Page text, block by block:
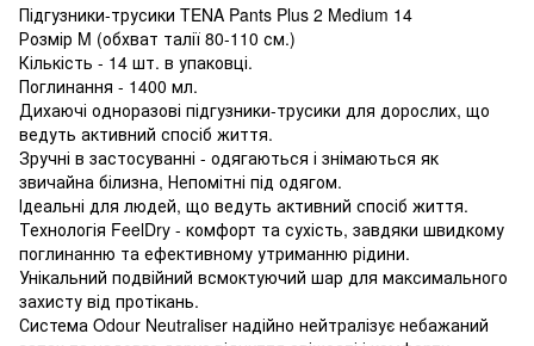
Підгузники-трусики TENA Pants Plus 2 Medium 14
Розмір M (обхват талії 80-110 см.)
Кількість - 14 шт. в упаковці.
Поглинання - 1400 мл.
Дихаючі одноразові підгузники-трусики для дорослих, що
ведуть активний спосіб життя.
Зручні в застосуванні - одягаються і знімаються як
звичайна білизна, Непомітні під одягом.
Ідеальні для людей, що ведуть активний спосіб життя.
Технологія FeelDry - комфорт та сухість, завдяки швидкому
поглинанню та ефективному утриманню рідини.
Унікальний подвійний всмоктуючий шар для максимального
захисту від протікань.
Система Odour Neutraliser надійно нейтралізує небажаний